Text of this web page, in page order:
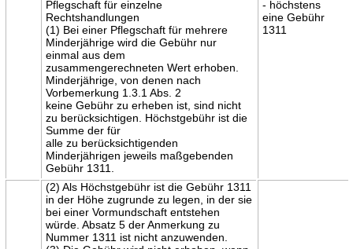
Pflegschaft für einzelne
Rechtshandlungen
(1) Bei einer Pflegschaft für mehrere
Minderjährige wird die Gebühr nur
einmal aus dem
zusammengerechneten Wert erhoben.
Minderjährige, von denen nach
Vorbemerkung 1.3.1 Abs. 2
keine Gebühr zu erheben ist, sind nicht
zu berücksichtigen. Höchstgebühr ist die
Summe der für
alle zu berücksichtigenden
Minderjährigen jeweils maßgebenden
Gebühr 1311.
- höchstens
eine Gebühr
1311
(2) Als Höchstgebühr ist die Gebühr 1311
in der Höhe zugrunde zu legen, in der sie
bei einer Vormundschaft entstehen
würde. Absatz 5 der Anmerkung zu
Nummer 1311 ist nicht anzuwenden.